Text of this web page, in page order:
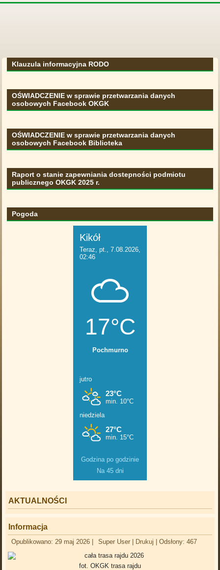
Klauzula informacyjna RODO
OŚWIADCZENIE w sprawie przetwarzania danych
osobowych Facebook OKGK
OŚWIADCZENIE w sprawie przetwarzania danych
osobowych Facebook Biblioteka
Raport o stanie zapewniania dostepności podmiotu
publicznego OKGK 2025 r.
Pogoda
Godzina po godzinie
Na 45 dni
AKTUALNOŚCI
Informacja
Opublikowano: 29 maj 2026 Super User Drukuj |Odsłony: 467
fot. OKGK trasa rajdu